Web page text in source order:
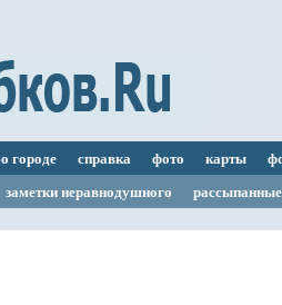
о городе справка фото карты
заметки неравнодушного